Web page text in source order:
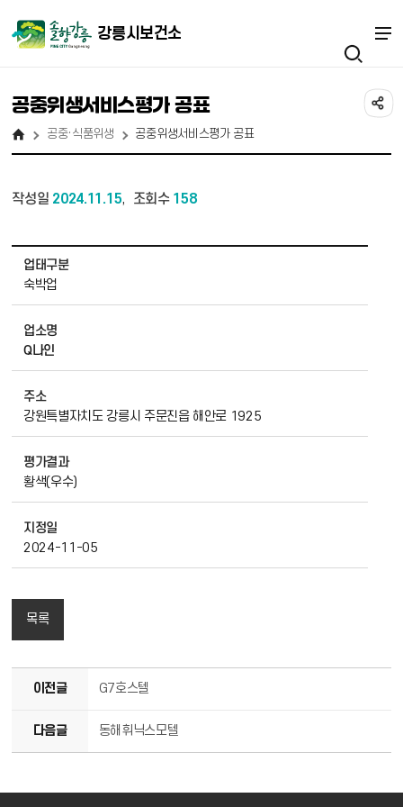
강릉시보건소
공중위생서비스평가 공표
공중·식품위생 공중위생서비스평가 공표
작성일 2024.11.15, 조회수 158
업태구분
숙박업
업소명
Q나인
주소
강원특별자치도 강릉시 주문진읍 해안로 1925
평가결과
황색(우수)
지정일
2024-11-05
목록
이전글 G7호스텔
다음글 동해휘닉스모텔